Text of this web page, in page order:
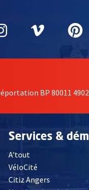
fenêtre
nouvelle
une
Instagram
, Ouvre une
Vimeo
, ,
BP 80011
Services &
A'tout
VéloCité
Citiz Angers , Ouvre